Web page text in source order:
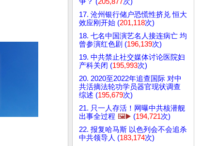
17. 沧州银行储户恐慌性挤兑 恒大
效应刚开始 (201,118次)
18. 七名中国演艺名人接连病亡 均
曾参演红色剧 (196,139次)
19. 中共禁止社交媒体讨论医院妇
产科关闭 (195,993次)
20. 2020至2022年追查国际 对中
共活摘法轮功学员器官现状调查
综述 (195,679次)
21. 只一人存活！网曝中共核潜舰
出事全过程 🖼️▶️ (194,721次)
22. 报复哈马斯 以色列会不会追杀
中共领导人 (183,174次)